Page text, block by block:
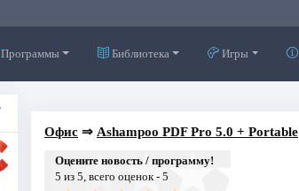
Программы Библиотека Игры
Офис⇒ Ashampoo PDF Pro 5.0 + Portable
Оцените новость / программу!
5 из 5, всего оценок - 5